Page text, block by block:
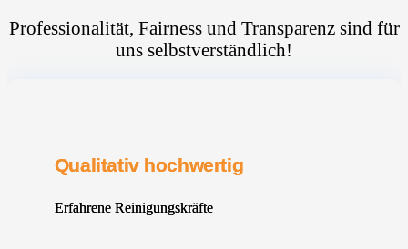
Professionalität, Fairness und Transparenz sind für
uns selbstverständlich!
Qualitativ hochwertig
Erfahrene Reinigungskräfte